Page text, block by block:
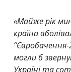
«Майже рік
країна
“Євробачення-
могли б
Україні та